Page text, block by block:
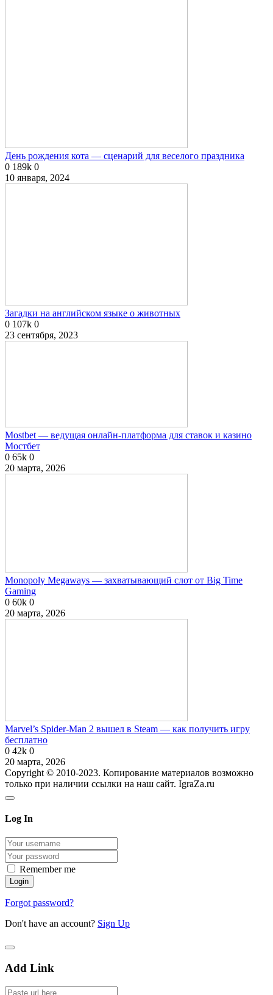
День рождения кота — сценарий для веселого праздника
0 189k 0
10 января, 2024
Загадки на английском языке о животных
0 107k 0
23 сентября, 2023
Mostbet — ведущая онлайн-платформа для ставок и казино
Мостбет
0 65k 0
20 марта, 2026
Monopoly Megaways — захватывающий слот от Big Time
Gaming
0 60k 0
20 марта, 2026
Marvel’s Spider-Man 2 вышел в Steam — как получить игру
бесплатно
0 42k 0
20 марта, 2026
Copyright © 2010-2023. Копирование материалов возможно
только при наличии ссылки на наш сайт. IgraZa.ru
Log In
Remember me
Forgot password?
Don't have an account? Sign Up
Add Link